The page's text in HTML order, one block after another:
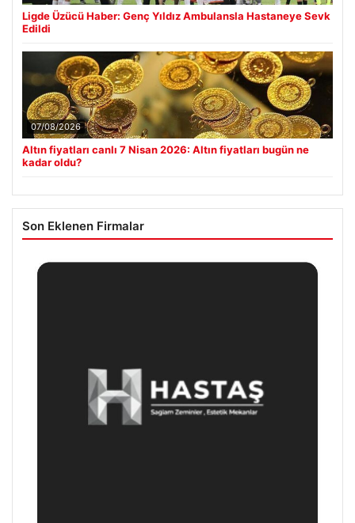
Ligde Üzücü Haber: Genç Yıldız Ambulansla Hastaneye Sevk
Edildi
07/08/2026
Altın fiyatları canlı 7 Nisan 2026: Altın fiyatları bugün ne
kadar oldu?
Son Eklenen Firmalar